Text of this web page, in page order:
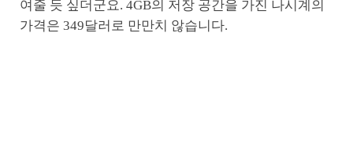
여줄 듯 싶더군요. 4GB의 저장 공간을 가진 나시계의
가격은 349달러로 만만치 않습니다.